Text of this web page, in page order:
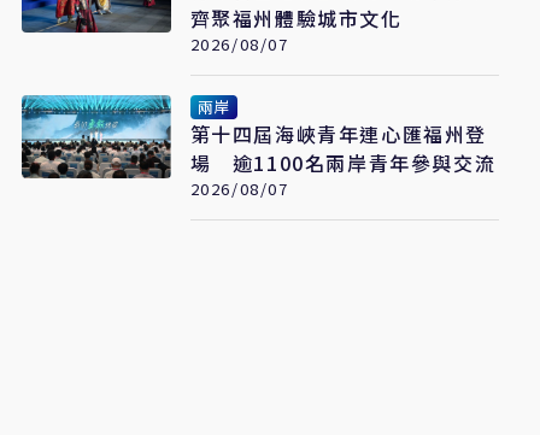
齊聚福州體驗城市文化
2026/08/07
兩岸
第十四屆海峽青年連心匯福州登
場 逾1100名兩岸青年參與交流
2026/08/07